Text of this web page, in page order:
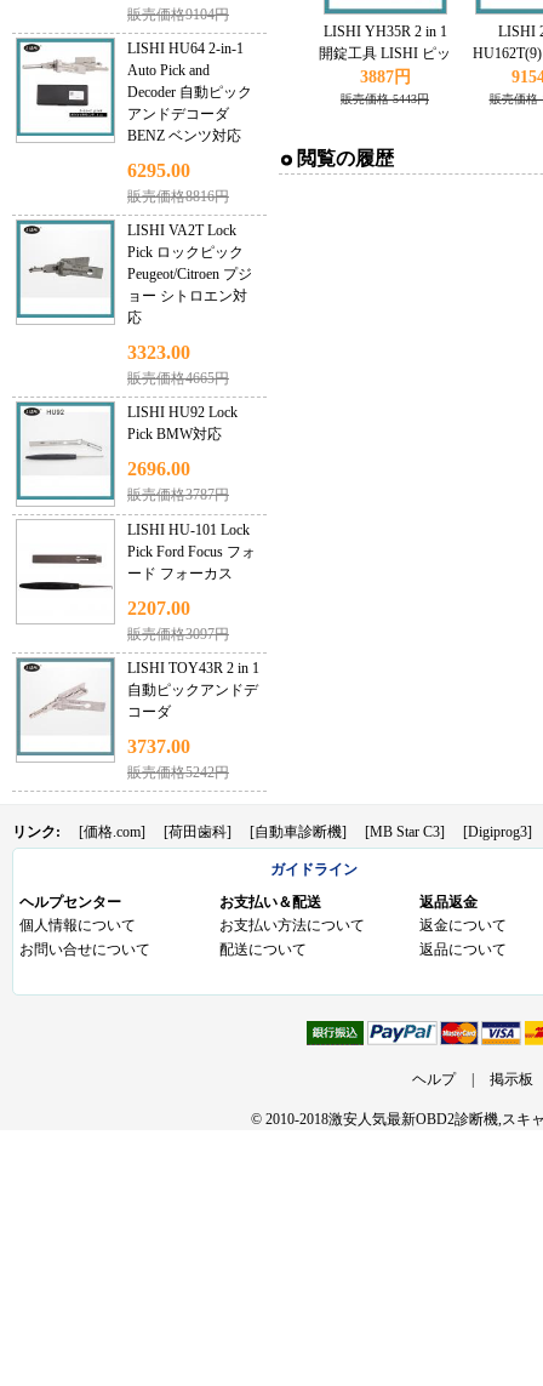
販売価格9104円
LISHI HU64 2-in-1
Auto Pick and
Decoder 自動ピック
アンドデコーダ
BENZ ベンツ対応
6295.00
販売価格8816円
LISHI VA2T Lock
Pick ロックピック
Peugeot/Citroen プジ
ョー シトロエン対
応
3323.00
販売価格4665円
LISHI HU92 Lock
Pick BMW対応
2696.00
販売価格3787円
LISHI HU-101 Lock
Pick Ford Focus フォ
ード フォーカス
2207.00
販売価格3097円
LISHI TOY43R 2 in 1
自動ピックアンドデ
コーダ
3737.00
販売価格5242円
LISHI YH35R 2 in 1
開錠工具 LISHI ピッ
ク Yamaha対応
3887円
販売価格 5443円
LISHI
クとデコ
応
販売価格
閲覧の履歴
リンク: [価格.com] [荷田歯科] [自動車診断機] [MB Star C3] [Digiprog3]
ガイドライン
ヘルプセンター
個人情報について
お問い合せについて
お支払い＆配送
お支払い方法について
配送について
返品返金
返金について
返品について
ヘルプ 掲示板
© 2010-2018激安人気最新OBD2診断機,スキ